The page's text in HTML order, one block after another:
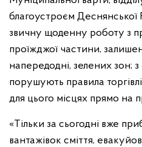
благоустроєм
звичну щоденну роботу з
проїжджої частини,
напередодні, зелених зон; з
порушують правила
для цього місцях прямо на
«Тільки за сьогодні вже
вантажівок сміття,